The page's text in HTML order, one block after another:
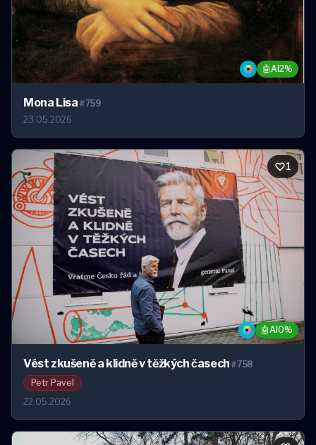
🤖 AI2%
Mona Lisa #759
23.05.2026
1
🤖 AI0%
1
Vést zkušeně a klidně v těžkých časech#758
Petr Pavel
22.05.2026